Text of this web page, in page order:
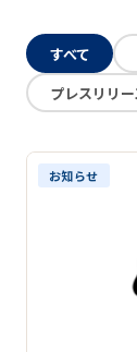
よくある質
KOTO
卒業生イン
募集要項
学費・助成
推薦制度
転入学・編
オープンキ
すべて
プレスリリー
お知らせ